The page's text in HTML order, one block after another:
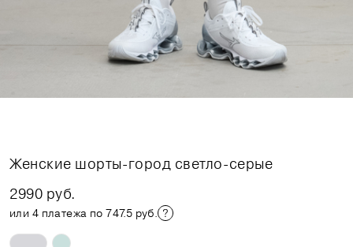
Женские шорты-город светло-серые
2990 руб.
или 4 платежа по 747.5 руб.